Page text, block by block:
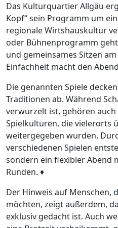
Das Kulturquartier Allgäu
Kopf“ sein Programm um
regionale Wirtshauskultur
oder Bühnenprogramm
und gemeinsames Sitzen
Einfachheit macht den
Die genannten Spiele
Traditionen ab. Während
verwurzelt ist, gehören
Spielkulturen, die vielerorts
weitergegeben wurden.
verschiedenen Spielen
sondern ein flexibler Abend
Runden. ♦️
Der Hinweis auf Menschen,
möchten, zeigt außerdem,
exklusiv gedacht ist. Auch